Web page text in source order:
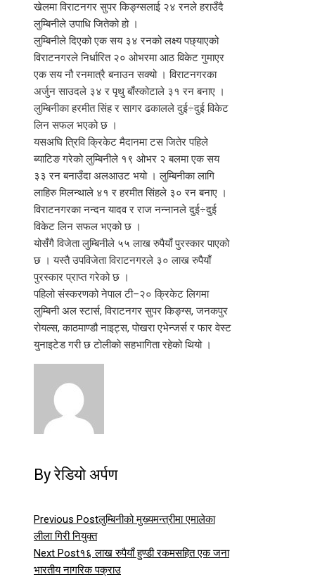
खेलमा विराटनगर सुपर किङ्ग्सलाई २४ रनले हराउँदै
लुम्बिनीले उपाधि जितेको हो ।
लुम्बिनीले दिएको एक सय ३४ रनको लक्ष्य पछ्याएको
विराटनगरले निर्धारित २० ओभरमा आठ विकेट गुमाएर
एक सय नौ रनमात्रै बनाउन सक्यो । विराटनगरका
अर्जुन साउदले ३४ र पृथु बाँस्कोटाले ३१ रन बनाए ।
लुम्बिनीका हरमीत सिंह र सागर ढकालले दुई÷दुई विकेट
लिन सफल भएको छ ।
यसअघि त्रिवि क्रिकेट मैदानमा टस जितेर पहिले
ब्याटिङ गरेको लुम्बिनीले १९ ओभर २ बलमा एक सय
३३ रन बनाउँदा अलआउट भयो । लुम्बिनीका लागि
लाहिरु मिलन्थाले ४१ र हरमीत सिंहले ३० रन बनाए ।
विराटनगरका नन्दन यादव र राज नन्नानले दुई÷दुई
विकेट लिन सफल भएको छ ।
योसँगै विजेता लुम्बिनीले ५५ लाख रुपैयाँ पुरस्कार पाएको
छ । यस्तै उपविजेता विराटनगरले ३० लाख रुपैयाँ
पुरस्कार प्राप्त गरेको छ ।
पहिलो संस्करणको नेपाल टी–२० क्रिकेट लिगमा
लुम्बिनी अल स्टार्स, विराटनगर सुपर किङ्ग्स, जनकपुर
रोयल्स, काठमाण्डौ नाइट्स, पोखरा एभेन्जर्स र फार वेस्ट
युनाइटेड गरी छ टोलीको सहभागिता रहेको थियो ।
By रेडियो अर्पण
Previous Postलुम्बिनीको मुख्यमन्त्रीमा एमालेका
लीला गिरी नियुक्त
Next Post१६ लाख रुपैयाँ हुण्डी रकमसहित एक जना
भारतीय नागरिक पक्राउ